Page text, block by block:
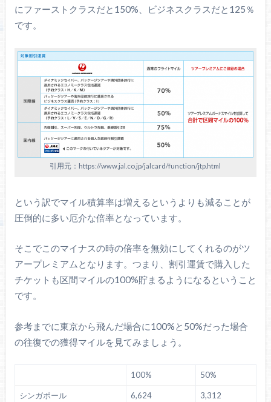
にファーストクラスだと150%、ビジネスクラスだと125％
です。
引用元：https://www.jal.co.jp/jalcard/function/jtp.html
という訳でマイル積算率は増えるというよりも減ることが
圧倒的に多い厄介な倍率となっています。
そこでこのマイナスの時の倍率を無効にしてくれるのがツ
アープレミアムとなります。つまり、割引運賃で購入した
チケットも区間マイルの100%貯まるようになるということ
です。
参考までに東京から飛んだ場合に100%と50%だった場合
の往復での獲得マイルを見てみましょう。
100% 50%
シンガポール 6,624 3,312